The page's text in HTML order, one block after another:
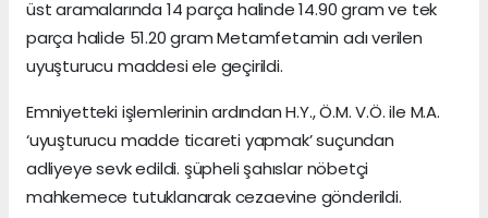
üst aramalarında 14 parça halinde 14.90 gram ve tek
parça halide 51.20 gram Metamfetamin adı verilen
uyuşturucu maddesi ele geçirildi.
Emniyetteki işlemlerinin ardından H.Y., Ö.M. V.Ö. ile M.A.
‘uyuşturucu madde ticareti yapmak’ suçundan
adliyeye sevk edildi. şüpheli şahıslar nöbetçi
mahkemece tutuklanarak cezaevine gönderildi.